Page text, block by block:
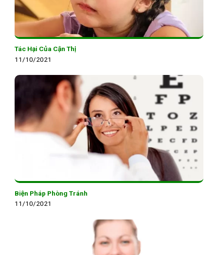
Tác Hại Của Cận Thị
11/10/2021
Biện Pháp Phòng Tránh
11/10/2021